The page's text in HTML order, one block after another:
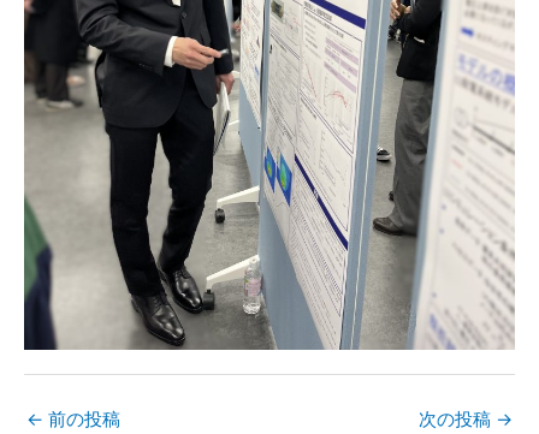
← 前の投稿 次の投稿 →